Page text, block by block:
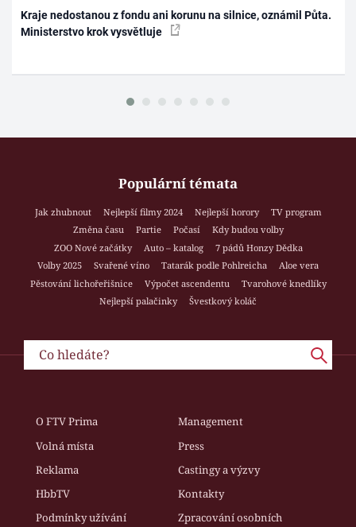
Kraje nedostanou z fondu ani korunu na silnice, oznámil Půta.
Ministerstvo krok vysvětluje
Populární témata
Jak zhubnout Nejlepší filmy 2024 Nejlepší horory
TV program
Změna času
Partie Počasí
Kdy budou volby
ZOO Nové začátky
Auto – katalog
7 pádů Honzy Dědka
Volby 2025
Svařené víno Tatarák podle Pohlreicha
Aloe vera
Pěstování lichořeřišnice
Výpočet ascendentu
Tvarohové knedlíky
Nejlepší palačinky
Švestkový koláč
O FTV Prima
Management
Volná místa
Press
Reklama
Castingy a výzvy
HbbTV
Kontakty
Podmínky užívání
Zpracování osobních